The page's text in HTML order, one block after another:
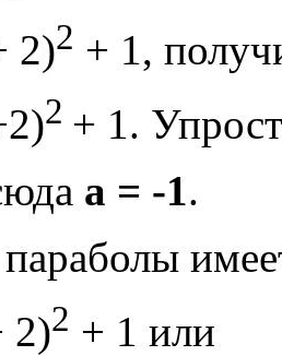
2)2 + 1,
2 + 1.
а = -1.
2)2 + 1 или